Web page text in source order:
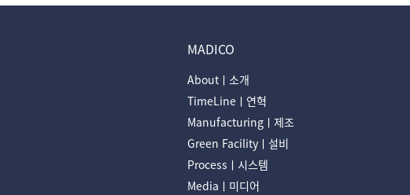
MADICO
Aboutㅣ소개
TimeLineㅣ연혁
Manufacturingㅣ제조
Green Facilityㅣ설비
Processㅣ시스템
Mediaㅣ미디어